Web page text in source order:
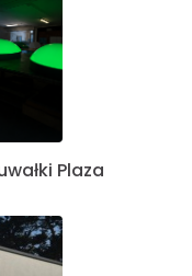
Plaza